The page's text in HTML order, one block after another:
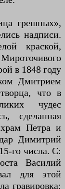
грешных»,
надписи.
краской,
в 1848 году
Дмитрием
что в
чудес
сделанная
Петра и
Димитрий
го числа. С:
Василий
для этой
гравировка: